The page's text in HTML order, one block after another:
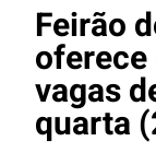
Feirão
vagas
quarta